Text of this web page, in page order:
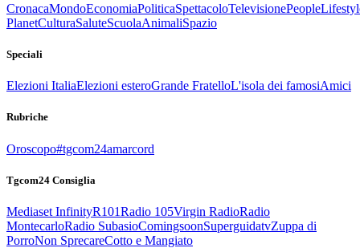
CronacaMondoEconomiaPoliticaSpettacoloTelevisionePeople
PlanetCulturaSaluteScuolaAnimaliSpazio
Speciali
Elezioni ItaliaElezioni esteroGrande FratelloL'isola dei famosiAmici
Rubriche
Oroscopo#tgcom24amarcord
Tgcom24 Consiglia
Mediaset InfinityR101Radio 105Virgin RadioRadio
MontecarloRadio SubasioComingsoonSuperguidatvZuppa di
PorroNon SprecareCotto e Mangiato